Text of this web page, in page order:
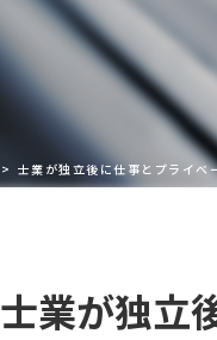
士業が独立後に仕事とプライベ
士業が独立